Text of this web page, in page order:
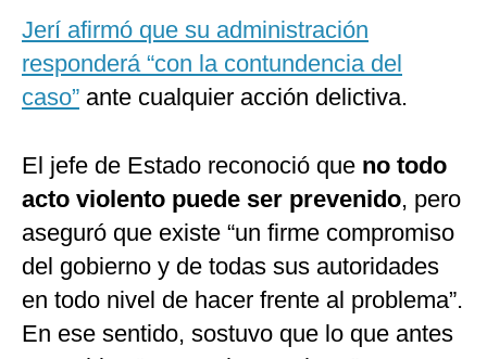
Jerí afirmó que su administración
responderá “con la contundencia del
caso” ante cualquier acción delictiva.
El jefe de Estado reconoció que no todo
acto violento puede ser prevenido, pero
aseguró que existe “un firme compromiso
del gobierno y de todas sus autoridades
en todo nivel de hacer frente al problema”.
En ese sentido, sostuvo que lo que antes